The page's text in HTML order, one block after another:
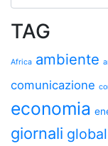
TAG
Africa ambiente
comunicazione
economia
giornali